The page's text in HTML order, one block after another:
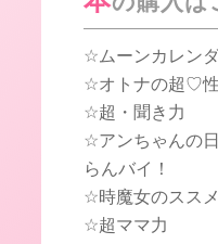
ムーンカレン
オトナの超♡
超・聞き力
アンちゃんの
らんバイ！
時魔女のススメ
超ママ力